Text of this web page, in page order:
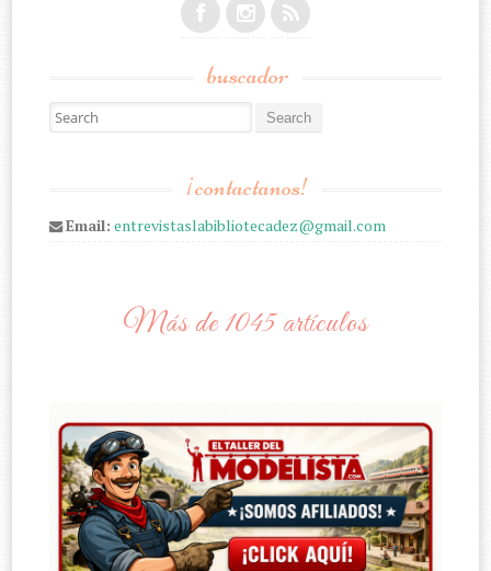
buscador
Search for:
¡contactanos!
Email: entrevistaslabibliotecadez@gmail.com
Más de 1045 artículos